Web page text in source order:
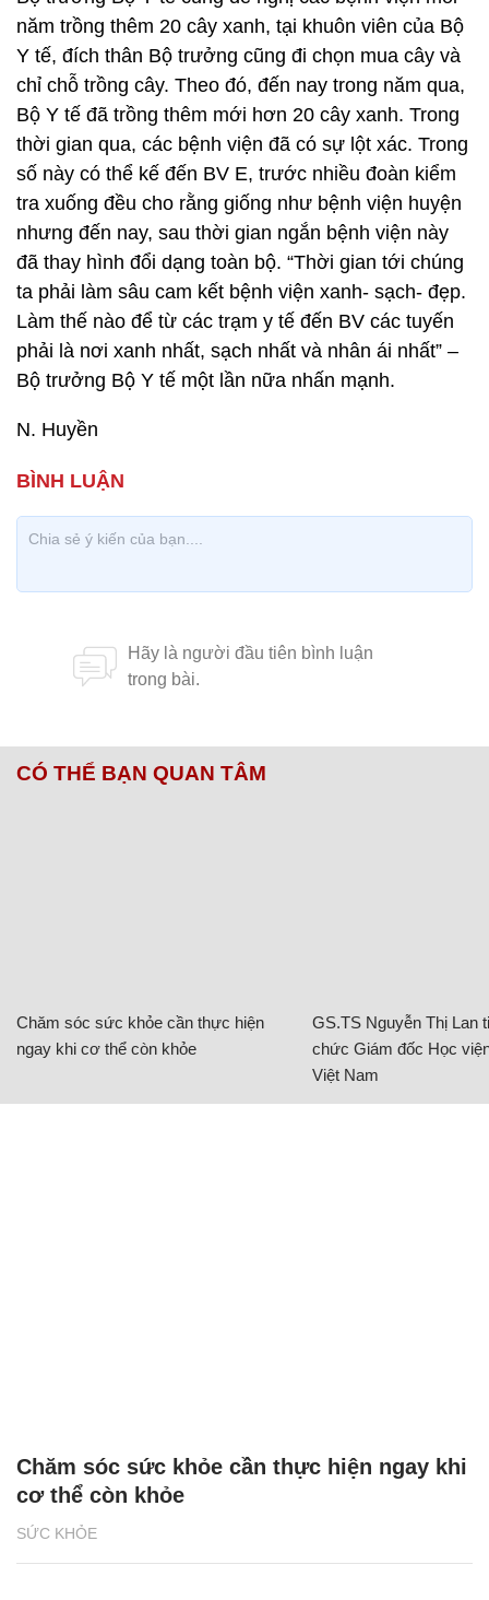
năm trồng thêm 20 cây xanh, tại khuôn viên của Bộ
Y tế, đích thân Bộ trưởng cũng đi chọn mua cây và
chỉ chỗ trồng cây. Theo đó, đến nay trong năm qua,
Bộ Y tế đã trồng thêm mới hơn 20 cây xanh. Trong
thời gian qua, các bệnh viện đã có sự lột xác. Trong
số này có thể kế đến BV E, trước nhiều đoàn kiểm
tra xuống đều cho rằng giống như bệnh viện huyện
nhưng đến nay, sau thời gian ngắn bệnh viện này
đã thay hình đổi dạng toàn bộ. “Thời gian tới chúng
ta phải làm sâu cam kết bệnh viện xanh- sạch- đẹp.
Làm thế nào để từ các trạm y tế đến BV các tuyến
phải là nơi xanh nhất, sạch nhất và nhân ái nhất” –
Bộ trưởng Bộ Y tế một lần nữa nhấn mạnh.
N. Huyền
CÓ THỂ BẠN QUAN TÂM
Chăm sóc sức khỏe cần thực hiện
ngay khi cơ thể còn khỏe
GS.TS Nguyễn Thị Lan
chức Giám đốc Học
Việt Nam
SỨC KHỎE
Chăm sóc sức khỏe cần thực hiện ngay khi
cơ thể còn khỏe